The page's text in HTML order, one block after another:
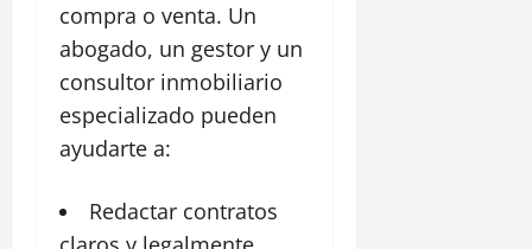
compra o venta. Un
abogado, un gestor y un
consultor inmobiliario
especializado pueden
ayudarte a:
Redactar contratos